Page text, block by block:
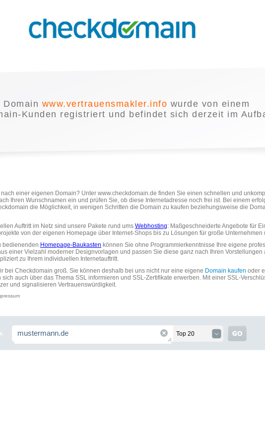
Domain www.vertrauensmakler.info wurde von einem
Kunden registriert und befindet sich derzeit im
einer eigenen Domain? Unter www.checkdomain.de finden Sie einen schnellen und
Ihren Wunschnamen ein und prüfen Sie, ob diese Internetadresse noch frei ist. Bei einem
die Möglichkeit, in wenigen Schritten die Domain zu kaufen beziehungsweise die
Auftritt im Netz sind unsere Pakete rund ums Webhosting: Maßgeschneiderte Angebote für
von der eigenen Homepage über Internet-Shops bis zu Lösungen für große Unternehmen
bedienenden Homepage-Baukasten können Sie ohne Programmierkenntnisse Ihre eigene
einer Vielzahl moderner Designvorlagen und passen Sie diese ganz nach Ihren Vorstellungen
zu Ihrem individuellen Internetauftritt.
bei Checkdomain groß. Sie können deshalb bei uns nicht nur eine eigene Domain kaufen oder
sich auch über das Thema SSL informieren und SSL-Zertifikate erwerben. Mit einer SSL-
und signalisieren Vertrauenswürdigkeit.
Top 20